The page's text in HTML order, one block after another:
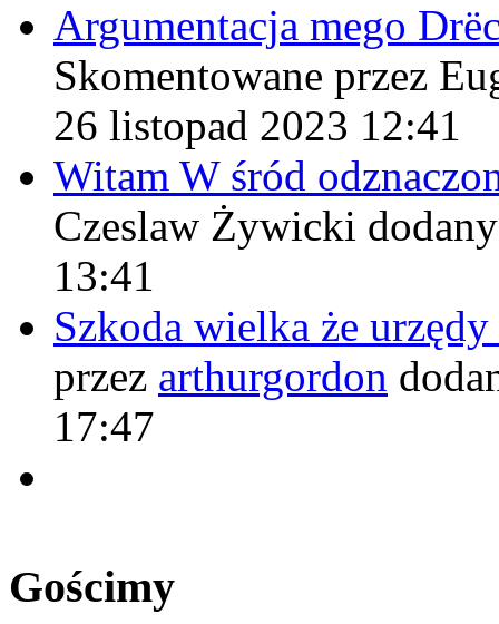
Argumentacja mego
Skomentowane przez
26 listopad 2023 12:41
Witam W śród
Czeslaw Żywicki
13:41
Szkoda wielka że
przez arthurgordon
17:47
Gościmy